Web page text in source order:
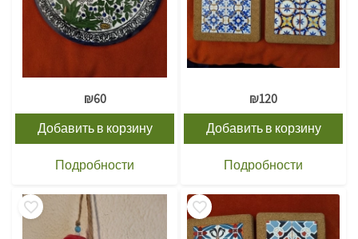
₪60
Добавить в корзину
Подробности
₪120
Добавить в корзину
Подробности